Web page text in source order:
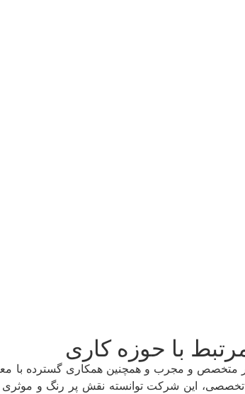
با حوزه کاری
متخصص و مجرب و همچنین همکاری گسترده با
تخصصی، این شرکت توانسته نقش پر رنگ و موثری